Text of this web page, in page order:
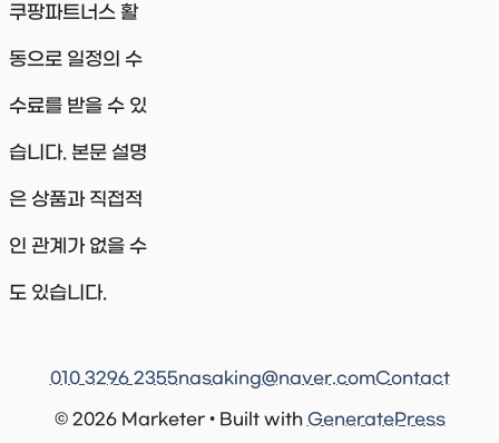
쿠팡파트너스 활
동으로 일정의 수
수료를 받을 수 있
습니다. 본문 설명
은 상품과 직접적
인 관계가 없을 수
도 있습니다.
© 2026 Marketer • Built with GeneratePress
010 3296 2355nasaking@naver.comContact